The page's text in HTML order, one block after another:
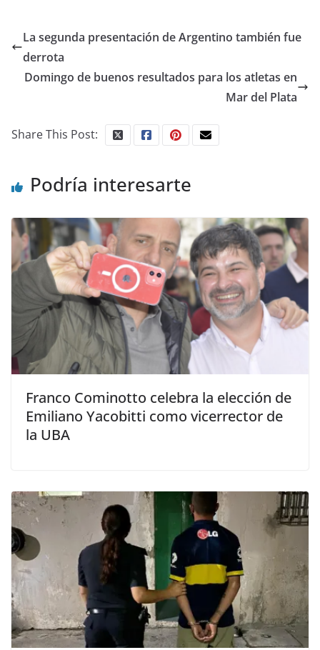
La segunda presentación de Argentino también fue
derrota
Domingo de buenos resultados para los atletas en
Mar del Plata
Share This Post:
Podría interesarte
Franco Cominotto celebra la elección de
Emiliano Yacobitti como vicerrector de
la UBA